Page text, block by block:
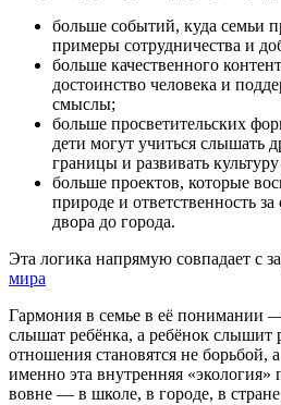
больше событий, куда семьи
примеры сотрудничества и
больше качественного
достоинство человека и
смыслы;
больше просветительских
дети могут учиться слышать
границы и развивать
больше проектов, которые
природе и ответственность
двора до города.
Эта логика напрямую совпадает с
мира
Гармония в семье в её понимании
слышат ребёнка, а ребёнок слышит
отношения становятся не борьбой,
именно эта внутренняя «экология»
вовне — в школе, в городе, в